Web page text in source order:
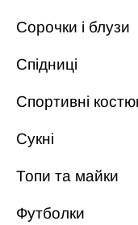
Сорочки і блузи
Спідниці
Спортивні
Сукні
Топи та майки
Футболки